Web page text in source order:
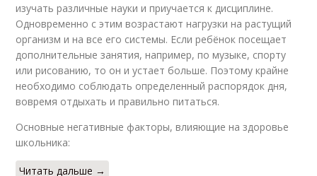
изучать различные науки и приучается к дисциплине.
Одновременно с этим возрастают нагрузки на растущий
организм и на все его системы. Если ребёнок посещает
дополнительные занятия, например, по музыке, спорту
или рисованию, то он и устает больше. Поэтому крайне
необходимо соблюдать определенный распорядок дня,
вовремя отдыхать и правильно питаться.
Основные негативные факторы, влияющие на здоровье
школьника:
Читать дальше →